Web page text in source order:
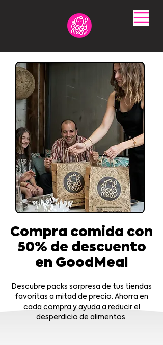
Compra comida con
50% de descuento
en GoodMeal
Descubre packs sorpresa de tus tiendas
favoritas a mitad de precio. Ahorra en
cada compra y ayuda a reducir el
desperdicio de alimentos.